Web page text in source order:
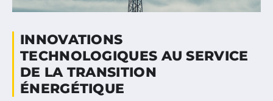
INNOVATIONS
TECHNOLOGIQUES AU SERVICE
DE LA TRANSITION
ÉNERGÉTIQUE